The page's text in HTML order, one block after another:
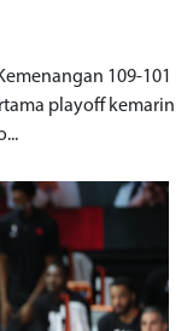
109-101
playoff kemarin